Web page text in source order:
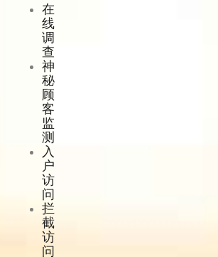
在
线
调
查
神
秘
顾
客
监
测
入
户
访
问
拦
截
访
问